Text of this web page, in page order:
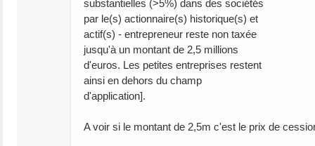
substantielles (>5%) dans des sociétés
par le(s) actionnaire(s) historique(s) et
actif(s) - entrepreneur reste non taxée
jusqu'à un montant de 2,5 millions
d'euros. Les petites entreprises restent
ainsi en dehors du champ
d'application].
A voir si le montant de 2,5m c'est le prix de